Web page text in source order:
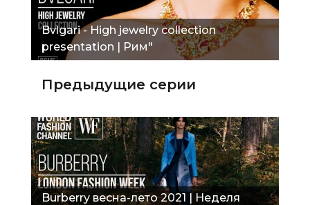
Bvlgari - High jewelry collection
presentation | Рим"
Предыдущие серии
Burberry весна-лето 2021 | Неделя